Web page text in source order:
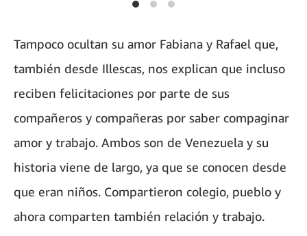
Tampoco ocultan su amor Fabiana y Rafael que,
también desde Illescas, nos explican que incluso
reciben felicitaciones por parte de sus
compañeros y compañeras por saber compaginar
amor y trabajo. Ambos son de Venezuela y su
historia viene de largo, ya que se conocen desde
que eran niños. Compartieron colegio, pueblo y
ahora comparten también relación y trabajo.